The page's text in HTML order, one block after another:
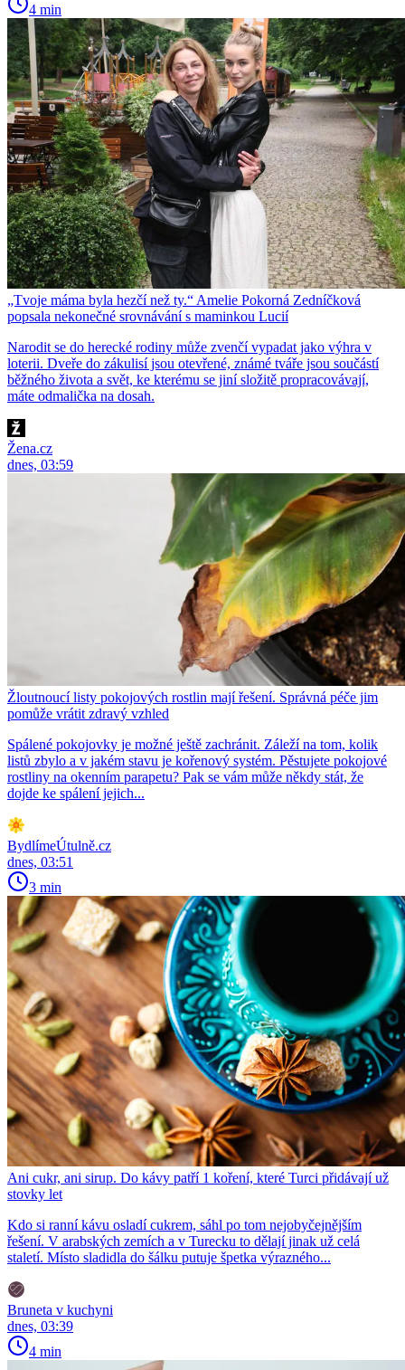
4 min
„Tvoje máma byla hezčí než ty.“ Amelie Pokorná Zedníčková
popsala nekonečné srovnávání s maminkou Lucií
Narodit se do herecké rodiny může zvenčí vypadat jako výhra v
loterii. Dveře do zákulisí jsou otevřené, známé tváře jsou součástí
běžného života a svět, ke kterému se jiní složitě propracovávají,
máte odmalička na dosah.
Žena.cz
dnes, 03:59
Žloutnoucí listy pokojových rostlin mají řešení. Správná péče jim
pomůže vrátit zdravý vzhled
Spálené pokojovky je možné ještě zachránit. Záleží na tom, kolik
listů zbylo a v jakém stavu je kořenový systém. Pěstujete pokojové
rostliny na okenním parapetu? Pak se vám může někdy stát, že
dojde ke spálení jejich...
BydlímeÚtulně.cz
dnes, 03:51
3 min
Ani cukr, ani sirup. Do kávy patří 1 koření, které Turci přidávají už
stovky let
Kdo si ranní kávu osladí cukrem, sáhl po tom nejobyčejnějším
řešení. V arabských zemích a v Turecku to dělají jinak už celá
staletí. Místo sladidla do šálku putuje špetka výrazného...
Bruneta v kuchyni
dnes, 03:39
4 min